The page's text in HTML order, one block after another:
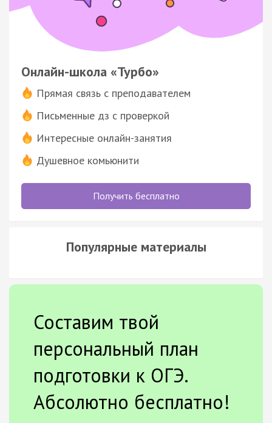
Онлайн-школа «Турбо»
Прямая связь с преподавателем
Письменные дз с проверкой
Интересные онлайн-занятия
Душевное комьюнити
Получить бесплатно
Популярные материалы
Составим твой
персональный план
подготовки к ОГЭ.
Абсолютно бесплатно!